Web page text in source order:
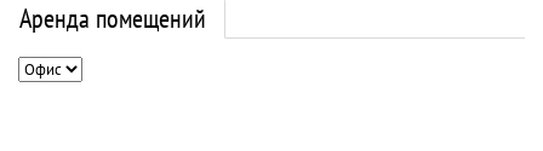
Аренда помещений